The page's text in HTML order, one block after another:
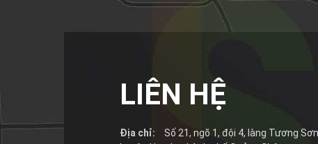
LIÊN HỆ
Địa chỉ:
Số 21, ngõ 1, đội 4, làng Tương